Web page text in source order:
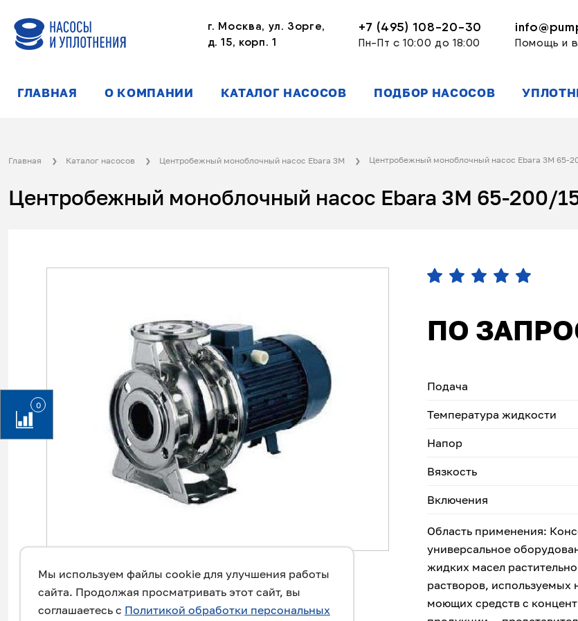
Мы используем файлы cookie для улучшения работы
сайта. Продолжая просматривать этот сайт, вы
соглашаетесь с Политикой обработки персональных
0
г. Москва, ул. Зорге,
д. 15, корп. 1
+7 (495) 108-20-30
Пн-Пт с 10:00 до 18:00 Помощь и
ГЛАВНАЯ О КОМПАНИИ КАТАЛОГ НАСОСОВ ПОДБОР НАСОСОВ
Главная Каталог насосов Центробежный моноблочный насос Ebara 3M Центробежный моноблочный насос Ebara 3M 65-
Центробежный моноблочный насос Ebara 3M 65-200/
ПО
Подача
Температура жидкости
Напор
Вязкость
Включения
Область применения:
универсальное
жидких масел
растворов,
моющих средств с